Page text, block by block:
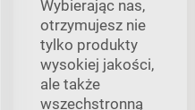
Wybierając nas,
otrzymujesz nie
tylko produkty
wysokiej jakości,
ale także
wszechstronną